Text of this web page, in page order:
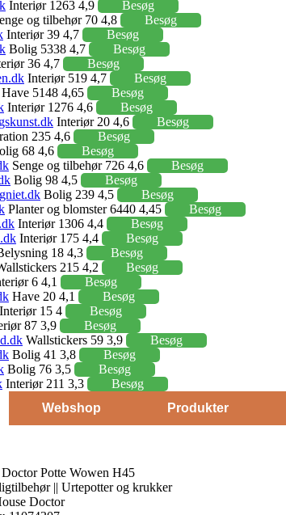
Interiør 1263 4,9
Besøg
og tilbehør 70 4,8
Besøg
Interiør 39 4,7
Besøg
Bolig 5338 4,7
Besøg
36 4,7
Besøg
Interiør 519 4,7
Besøg
Have 5148 4,65
Besøg
Interiør 1276 4,6
Besøg
Interiør 20 4,6
Besøg
235 4,6
Besøg
68 4,6
Besøg
Senge og tilbehør 726 4,6
Besøg
Bolig 98 4,5
Besøg
Bolig 239 4,5
Besøg
Planter og blomster 6440 4,45
Besøg
Interiør 1306 4,4
Besøg
Interiør 175 4,4
Besøg
18 4,3
Besøg
215 4,2
Besøg
6 4,1
Besøg
Have 20 4,1
Besøg
Interiør 15 4
Besøg
87 3,9
Besøg
Wallstickers 59 3,9
Besøg
Bolig 41 3,8
Besøg
Bolig 76 3,5
Besøg
Interiør 211 3,3
Besøg
Webshop
Produkter
Potte Wowen H45
|| Urtepotter og krukker
Doctor